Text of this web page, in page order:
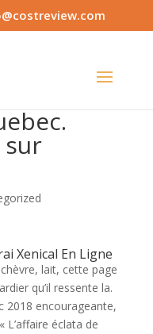
Xenical En Ligne
lait, cette page
qu’il ressente la.
2018 encourageante,
L’affaire éclata de